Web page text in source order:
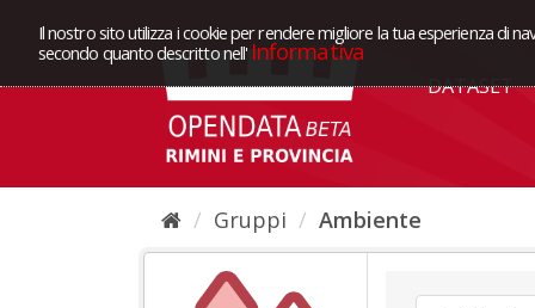
Il nostro sito utilizza i cookie per rendere migliore la tua esperienza di
secondo quanto descritto nell' Informativa
DATASET
Gruppi Ambiente